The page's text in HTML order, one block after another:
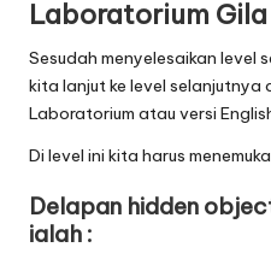
Laboratorium
Sesudah menyelesaikan level
kita lanjut ke level selanjutnya
Laboratorium atau versi
Di level ini kita harus
Delapan hidden
ialah :